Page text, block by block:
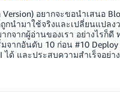
Version) อยากจะขอนำเสนอ
นำมาใช้จริงและเปลี่ยนแปลง
ากผู้อ่านของเรา อย่างไรก็ดี
จากอันดับ 10 ก่อน #10
ด้ และประสบความสำเร็จอย่า